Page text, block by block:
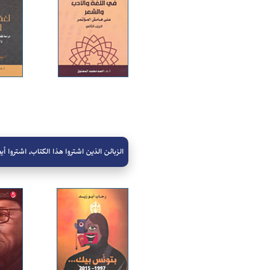
الزبائن الذين اشتروا هذا الكتاب، اشتروا